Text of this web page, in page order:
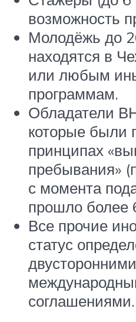
возможность
Молодёжь до
находятся в
или любым
программам.
Обладатели
которые были
принципах
пребывания»
с момента
прошло более
Все прочие
статус
двусторонними
соглашениями.